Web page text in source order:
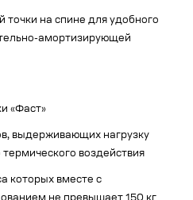
точки на спине для удобного
амортизирующей
«Фаст»
выдерживающих нагрузку
воздействия
которых вместе с